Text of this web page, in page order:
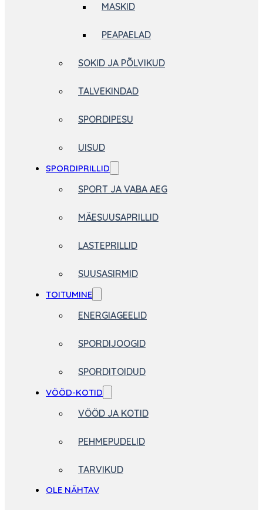
MASKID
PEAPAELAD
SOKID JA PÕLVIKUD
TALVEKINDAD
SPORDIPESU
UISUD
SPORDIPRILLID
SPORT JA VABA AEG
MÄESUUSAPRILLID
LASTEPRILLID
SUUSASIRMID
TOITUMINE
ENERGIAGEELID
SPORDIJOOGID
SPORDITOIDUD
VÖÖD-KOTID
VÖÖD JA KOTID
PEHMEPUDELID
TARVIKUD
OLE NÄHTAV